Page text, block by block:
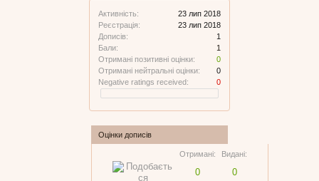
Активність:
23 лип 2018
Реєстрація:
23 лип 2018
Дописів:
1
Бали:
1
Отримані позитивні оцінки:
0
Отримані нейтральні оцінки:
0
Negative ratings received:
0
Оцінки дописів
Отримані: Видані:
0 0